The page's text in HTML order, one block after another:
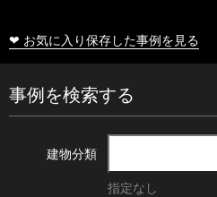
❤ お気に入り保存した事例を見る
事例を検索する
建物分類
指定なし